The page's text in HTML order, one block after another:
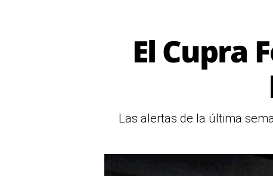
El Cupra
Las alertas de la última